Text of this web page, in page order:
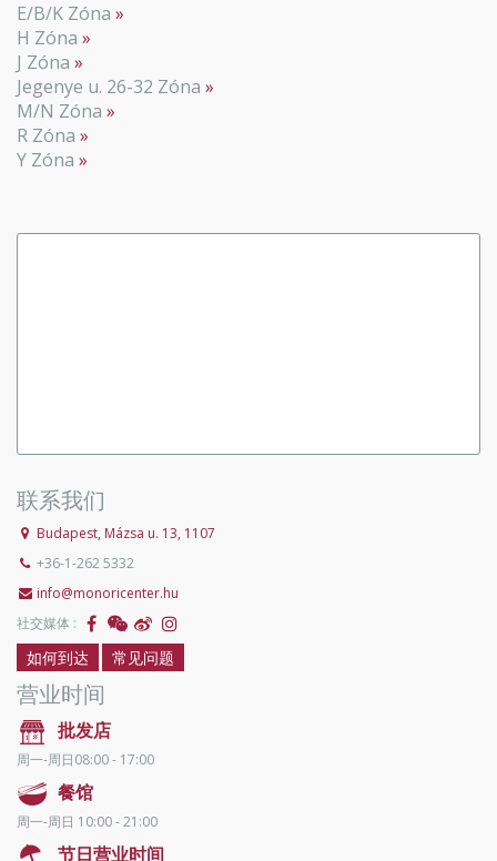
E/B/K Zóna
H Zóna
J Zóna
Jegenye u. 26-32 Zóna
M/N Zóna
R Zóna
Y Zóna
联系我们
Budapest, Mázsa u. 13, 1107
+36-1-262 5332
info@monoricenter.hu
社交媒体 :
如何到达 常见问题
营业时间
批发店
周一-周日08:00 - 17:00
餐馆
周一-周日 10:00 - 21:00
节日营业时间